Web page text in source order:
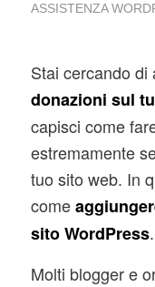
ASSISTENZA
Stai cercando di
donazioni sul
capisci come
estremamente
tuo sito web. In
come
sito WordPress.
Molti blogger e